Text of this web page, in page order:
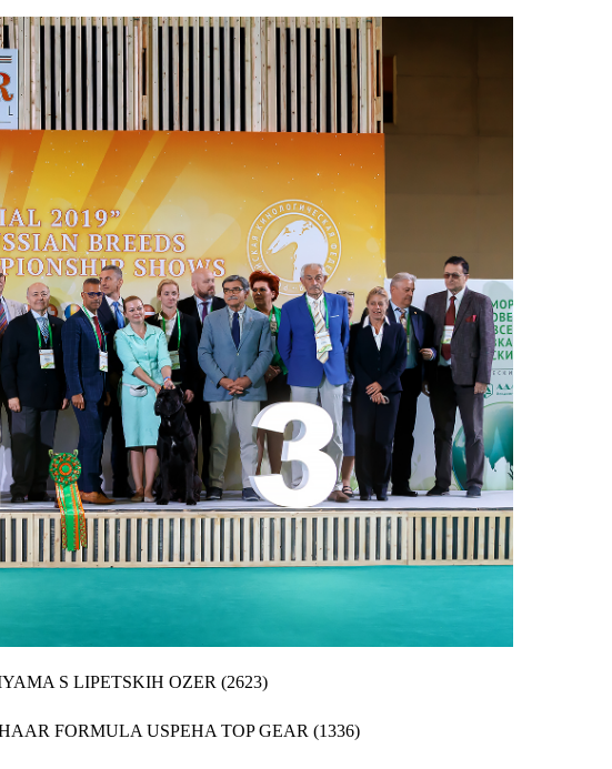
S LIPETSKIH OZER (2623)
FORMULA USPEHA TOP GEAR (1336)